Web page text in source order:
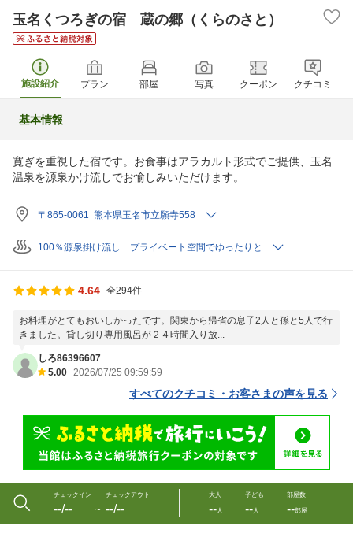
玉名くつろぎの宿 蔵の郷（くらのさと）
施設紹介 プラン 部屋 写真 クーポン クチコミ
基本情報
寛ぎを重視した宿です。お食事はアラカルト形式でご提供、玉名
温泉を源泉かけ流しでお愉しみいただけます。
〒865-0061 熊本県玉名市立願寺558
100％源泉掛け流し プライベート空間でゆったりと
4.64 全294件
お料理がとてもおいしかったです。関東から帰省の息子2人と孫と5人で行
きました。貸し切り専用風呂が２４時間入り放...
しろ86396607
5.00 2026/07/25 09:59:59
すべてのクチコミ・お客さまの声を見る
チェックイン
--/-- 〜
チェックアウト
--/--
大人
--人
子ども
--人
部屋数
--部屋